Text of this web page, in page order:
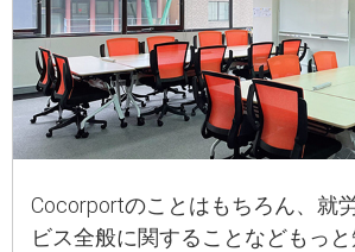
Cocorportのことはもちろん、就
ビス全般に関することなどもっ